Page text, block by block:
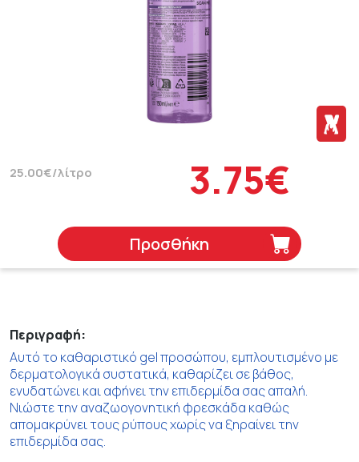
25.00€/λίτρο 3.75€
Προσθήκη
Περιγραφή:
Αυτό το καθαριστικό gel προσώπου, εμπλουτισμένο με
δερματολογικά συστατικά, καθαρίζει σε βάθος,
ενυδατώνει και αφήνει την επιδερμίδα σας απαλή.
Νιώστε την αναζωογονητική φρεσκάδα καθώς
απομακρύνει τους ρύπους χωρίς να ξηραίνει την
επιδερμίδα σας.